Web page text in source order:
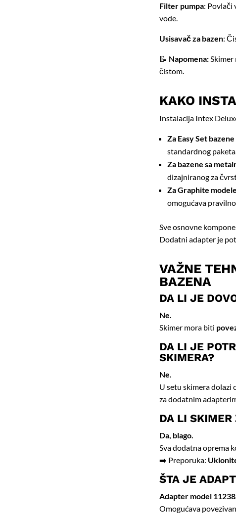
Filter pumpa: Povlači
vode.
Usisavač za bazen:
📝 Napomena:Skimer
čistom.
KAKO
Instalacija Intex
Za Easy Set bazene
standardnog
Za bazene sa
dizajniranog za
Za Graphite
omogućava
Sve osnovne
Dodatni adapter je
VAŽNE
BAZENA
DA LI JE
Ne.
Skimer mora biti
DA LI JE
SKIMERA?
Ne.
U setu skimera dolazi
za dodatnim
DA LI SKIMER
Da, blago.
Sva dodatna oprema
➡️ Preporuka:
ŠTA JE
Adapter model
Omogućava